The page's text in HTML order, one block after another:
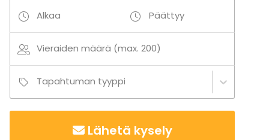
Alkaa Päättyy
Vieraiden määrä (max. 200)
Tapahtuman tyyppi
Lähetä kysely